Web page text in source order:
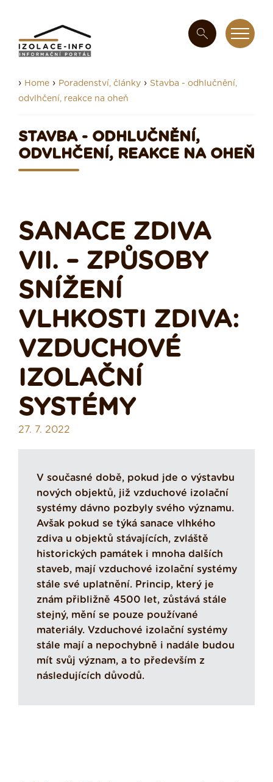
› Home › Poradenství, články › Stavba - odhlučnění,
odvlhčení, reakce na oheň
STAVBA - ODHLUČNĚNÍ,
ODVLHČENÍ, REAKCE NA OHEŇ
SANACE ZDIVA
VII. – ZPŮSOBY
SNÍŽENÍ
VLHKOSTI ZDIVA:
VZDUCHOVÉ
IZOLAČNÍ
SYSTÉMY
27. 7. 2022
V současné době, pokud jde o výstavbu
nových objektů, již vzduchové izolační
systémy dávno pozbyly svého významu.
Avšak pokud se týká sanace vlhkého
zdiva u objektů stávajících, zvláště
historických památek i mnoha dalších
staveb, mají vzduchové izolační systémy
stále své uplatnění. Princip, který je
znám přibližně 4500 let, zůstává stále
stejný, mění se pouze používané
materiály. Vzduchové izolační systémy
stále mají a nepochybně i nadále budou
mít svůj význam, a to především z
následujících důvodů.